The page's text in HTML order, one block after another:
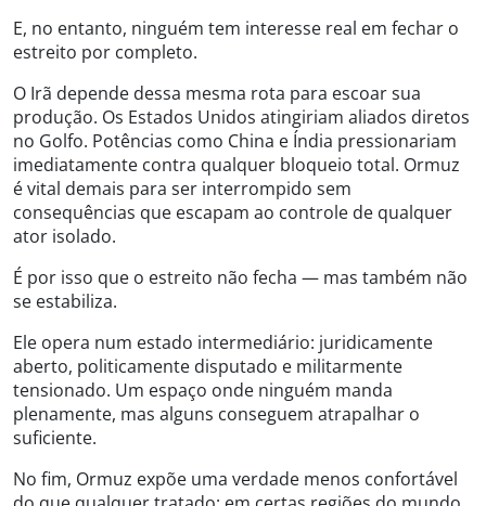
E, no entanto, ninguém tem interesse real em fechar o
estreito por completo.
O Irã depende dessa mesma rota para escoar sua
produção. Os Estados Unidos atingiriam aliados diretos
no Golfo. Potências como China e Índia pressionariam
imediatamente contra qualquer bloqueio total. Ormuz
é vital demais para ser interrompido sem
consequências que escapam ao controle de qualquer
ator isolado.
É por isso que o estreito não fecha — mas também não
se estabiliza.
Ele opera num estado intermediário: juridicamente
aberto, politicamente disputado e militarmente
tensionado. Um espaço onde ninguém manda
plenamente, mas alguns conseguem atrapalhar o
suficiente.
No fim, Ormuz expõe uma verdade menos confortável